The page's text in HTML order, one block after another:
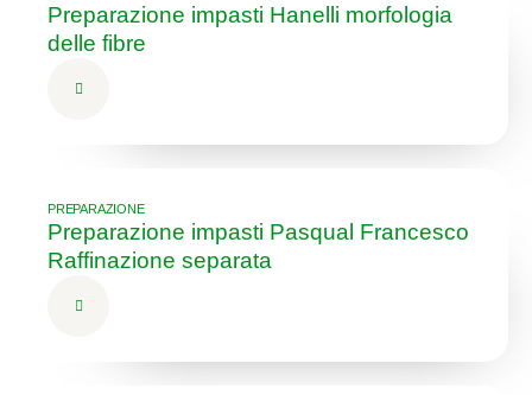
Preparazione impasti Hanelli morfologia
delle fibre
PREPARAZIONE
Preparazione impasti Pasqual Francesco
Raffinazione separata